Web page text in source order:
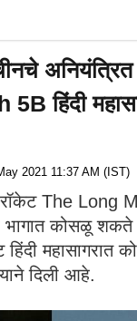
हिंदी
2021 11:37 AM (IST)
रॉकेट The Long
भागात कोसळू
महासागरात
दिली आहे.